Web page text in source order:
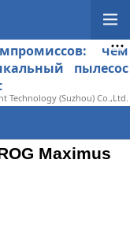
чем
пылесос
Technology (Suzhou) Co.,Ltd.
Maximus